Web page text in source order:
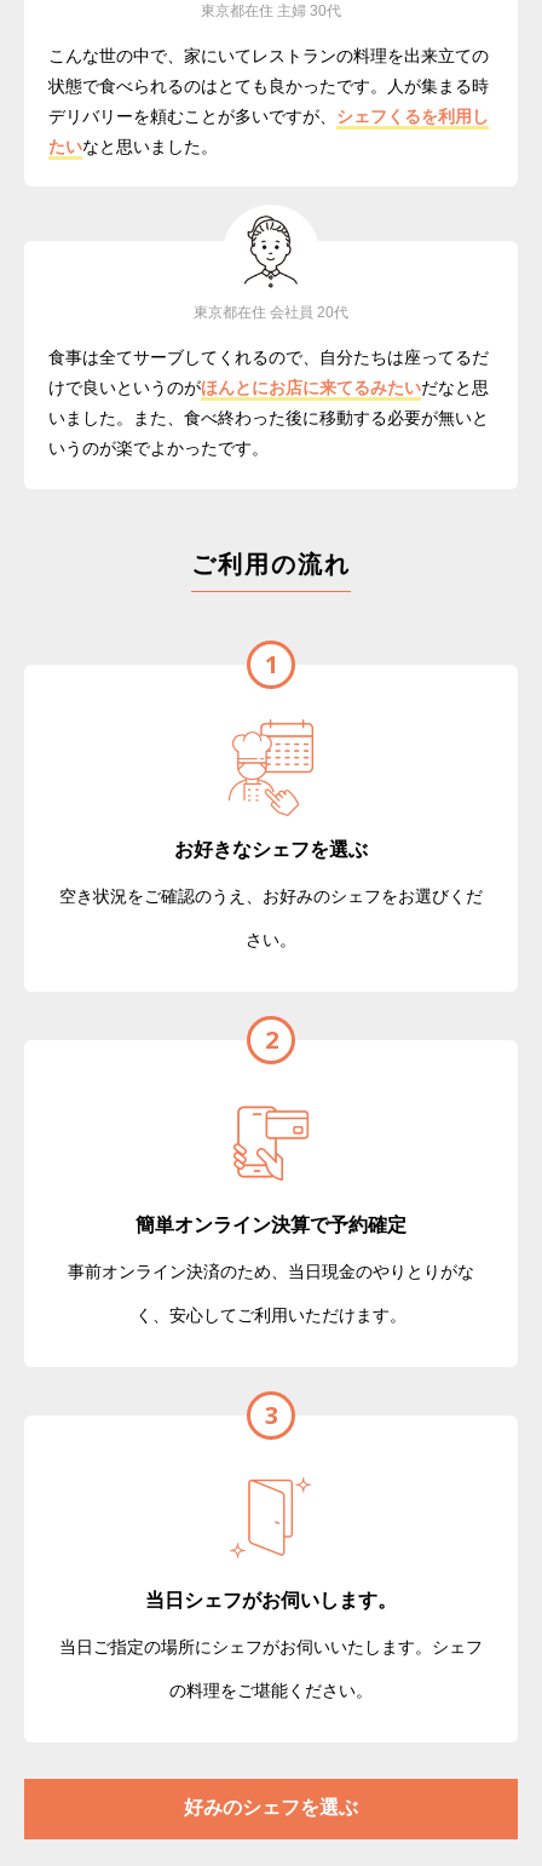
東京都在住 主婦 30代
こんな世の中で、家にいてレストランの料理を出来立ての
状態で食べられるのはとても良かったです。人が集まる時
デリバリーを頼むことが多いですが、 シェフくるを利用し
たいなと思いました。
東京都在住 会社員 20代
食事は全てサーブしてくれるので、自分たちは座ってるだ
けで良いというのがほんとにお店に来てるみたいだなと思
いました。また、食べ終わった後に移動する必要が無いと
いうのが楽でよかったです。
ご利用の流れ
1
お好きなシェフを選ぶ
空き状況をご確認のうえ、お好みのシェフをお選びくだ
さい。
2
簡単オンライン決算で予約確定
事前オンライン決済のため、当日現金のやりとりがな
く、安心してご利用いただけます。
3
当日シェフがお伺いします。
当日ご指定の場所にシェフがお伺いいたします。シェフ
の料理をご堪能ください。
好みのシェフを選ぶ